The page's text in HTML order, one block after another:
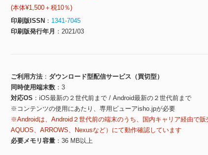
(本体¥1,500＋税10％)
印刷版ISSN
1341-7045
印刷版発行年月
2021/03
ご利用方法
ダウンロード型配信サービス（買切型）
同時使用端末数
3
対応OS
iOS最新の２世代前まで / Android最新の２世代前まで
※コンテンツの使用にあたり、専用ビューアisho.jpが必要
※Androidは、Android２世代前の端末のうち、国内キャリア経由で
AQUOS、ARROWS、Nexusなど）にて動作確認しています
必要メモリ容量
36 MB以上